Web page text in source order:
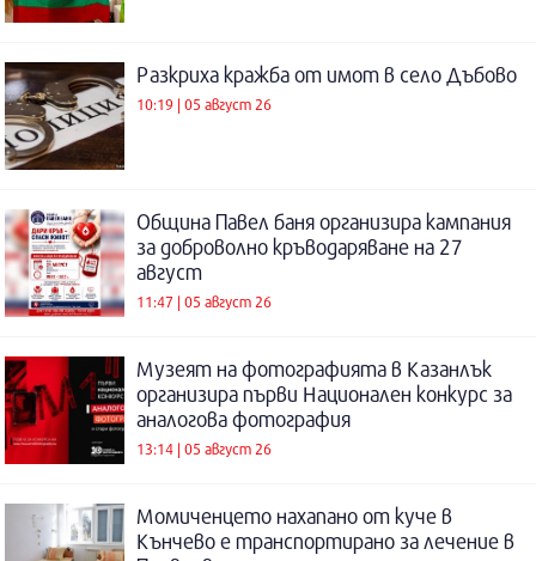
Разкриха кражба от имот в село Дъбово
10:19 | 05 август 26
Община Павел баня организира кампания
за доброволно кръводаряване на 27
август
11:47 | 05 август 26
Музеят на фотографията в Казанлък
организира първи Национален конкурс за
аналогова фотография
13:14 | 05 август 26
Момиченцето нахапано от куче в
Кънчево е транспортирано за лечение в